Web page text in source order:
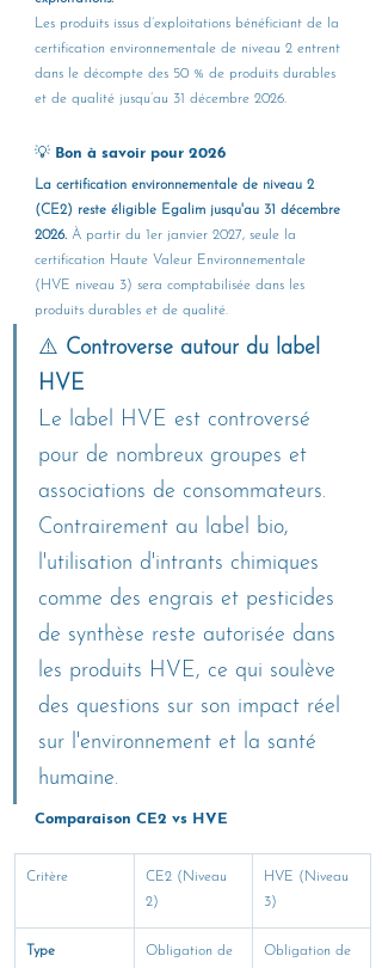
Les produits issus d’exploitations bénéficiant de la
certification environnementale de niveau 2 entrent
dans le décompte des 50 % de produits durables
et de qualité jusqu’au 31 décembre 2026.
💡 Bon à savoir pour 2026
La certification environnementale de niveau 2
(CE2) reste éligible Egalim jusqu'au 31 décembre
2026. À partir du 1er janvier 2027, seule la
certification Haute Valeur Environnementale
(HVE niveau 3) sera comptabilisée dans les
produits durables et de qualité.
⚠️ Controverse autour du label
HVE
Le label HVE est controversé
pour de nombreux groupes et
associations de consommateurs.
Contrairement au label bio,
l'utilisation d'intrants chimiques
comme des engrais et pesticides
de synthèse reste autorisée dans
les produits HVE, ce qui soulève
des questions sur son impact réel
sur l'environnement et la santé
humaine.
Comparaison CE2 vs HVE
Critère
CE2 (Niveau
2)
HVE (Niveau
3)
Type
Obligation de
Obligation de